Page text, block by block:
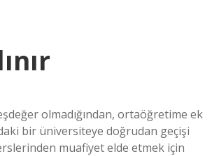
olmadığından, ortaöğretime ek
bir üniversiteye doğrudan geçişi
muafiyet elde etmek için